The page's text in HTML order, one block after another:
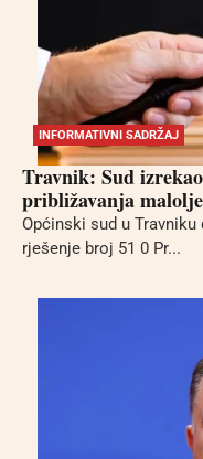
INFORMATIVNI SADRŽAJ
Travnik: Sud
približavanja
Općinski sud u
rješenje broj 51 0 Pr...